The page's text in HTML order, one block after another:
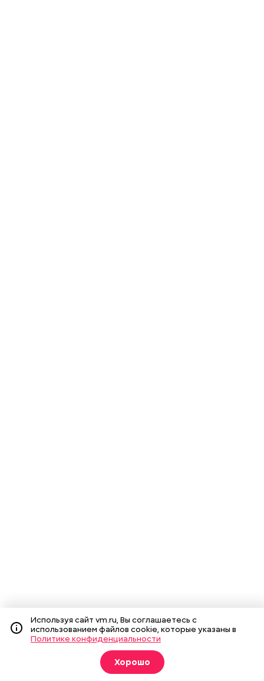
Используя сайт vm.ru, Вы соглашаетесь с
использованием файлов cookie, которые указаны в
Политике конфиденциальности
Хорошо